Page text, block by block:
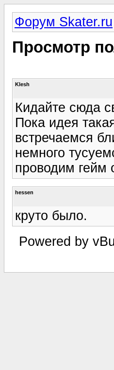
Форум Skater.ru
Просмотр
Klesh
Кидайте сюда
Пока идея
встречаемся
немного
проводим гейм
hessen
круто было.
Powered by